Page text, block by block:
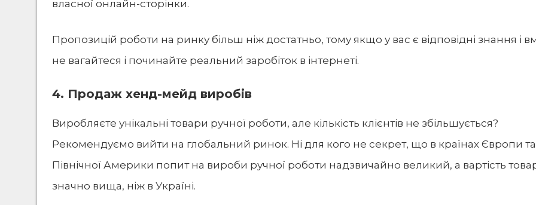
власної онлайн-сторінки.
Пропозицій роботи на ринку більш ніж достатньо, тому якщо у вас є відповідні знання і
не вагайтеся і починайте реальний заробіток в інтернеті.
4. Продаж хенд-мейд виробів
Виробляєте унікальні товари ручної роботи, але кількість клієнтів не збільшується?
Рекомендуємо вийти на глобальний ринок. Ні для кого не секрет, що в країнах Європи та
Північної Америки попит на вироби ручної роботи надзвичайно великий, а вартість
значно вища, ніж в Україні.